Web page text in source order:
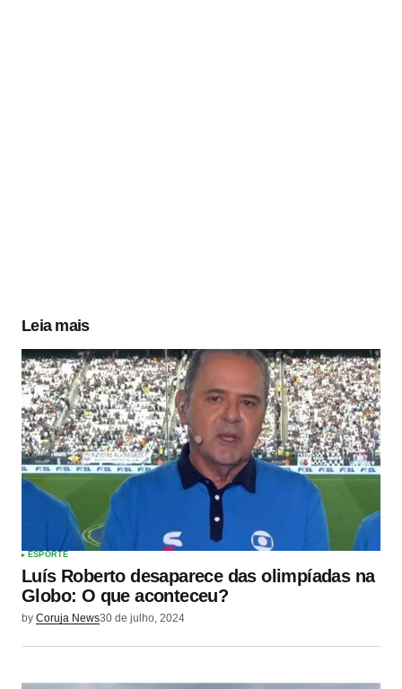
Leia mais
ESPORTE
Luís Roberto desaparece das olimpíadas na
Globo: O que aconteceu?
by Coruja News30 de julho, 2024